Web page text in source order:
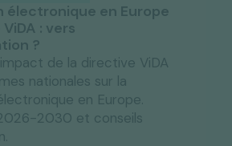
électronique en Europe
: vers
?
de la directive ViDA
nationales sur la
en Europe.
2030 et conseils